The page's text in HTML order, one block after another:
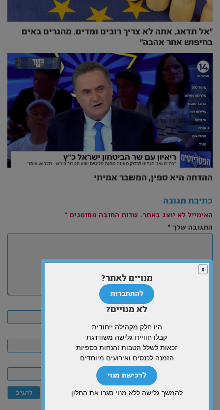
״אל תדאג, אתה לא צריך רובים ומדים. מהגרים באים
בחיפוש אחר אהבה״
ההדחה היא ספין, המשבר אמיתי
כתיבת תגובה
האימייל לא יוצג באתר. שדות החובה מסומנים *
התגובה שלך *
מנויים לאתר?
להתחברות
לא מנויים?
היו חלק מקהילה ייחודית
קבלו חוויית גלישה משודרגת
זכאות לשלל הטבות והנחות כספיות
הזמנה לכנסים ואירועים מיוחדים
לרכישת מנוי
להמשך גלישה ללא מנוי סגרו את החלון